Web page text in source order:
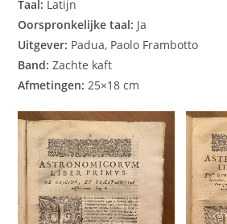
Taal: Latijn
Oorspronkelijke taal: Ja
Uitgever: Padua, Paolo Frambotto
Band: Zachte kaft
Afmetingen: 25×18 cm